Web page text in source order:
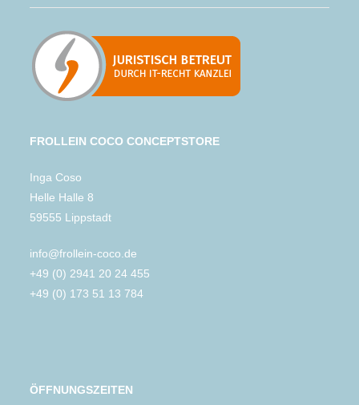
FROLLEIN COCO CONCEPTSTORE
Inga Coso
Helle Halle 8
59555 Lippstadt
info@frollein-coco.de
+49 (0) 2941 20 24 455
+49 (0) 173 51 13 784
ÖFFNUNGSZEITEN